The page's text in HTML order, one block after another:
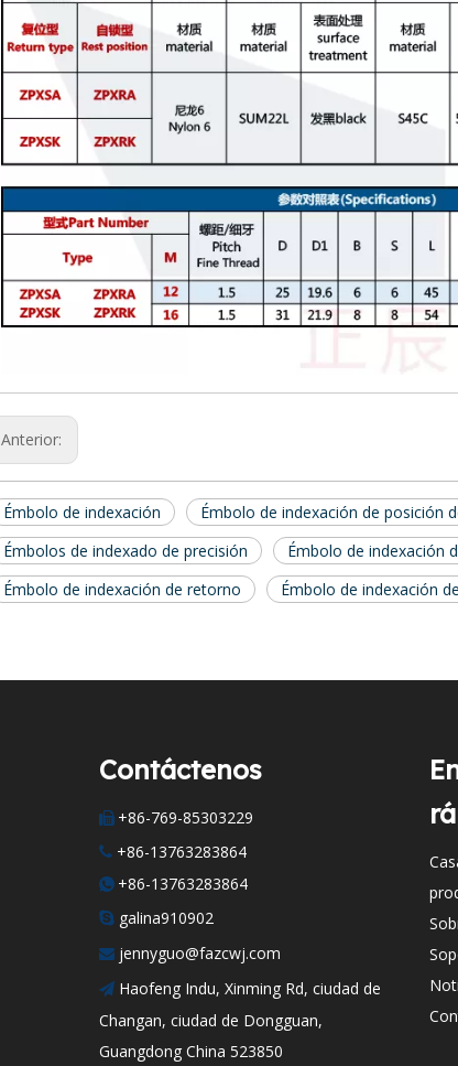
Anterior:
Émbolo de indexación Émbolo de indexación de posición
Émbolos de indexado de precisión
Émbolo de indexación
Émbolo de indexación de retorno
Émbolo de indexación
Contáctenos
 +86-769-85303229
 +86-13763283864
 +86-13763283864
 galina910902
 jennyguo@fazcwj.com
 Haofeng Indu, Xinming Rd, ciudad de
Changan, ciudad de Dongguan,
Guangdong China 523850